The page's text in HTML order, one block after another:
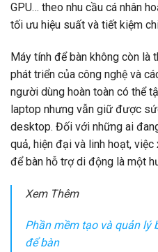
GPU… theo nhu cầu cá nhân
tối ưu hiệu suất và tiết kiệm
Máy tính để bàn không còn là
phát triển của công nghệ và
người dùng hoàn toàn có thể
laptop nhưng vẫn giữ được
desktop. Đối với những ai
quả, hiện đại và linh hoạt, việc
để bàn hỗ trợ di động là một
Xem Thêm
Phần mềm tạo và quản lý
để bàn